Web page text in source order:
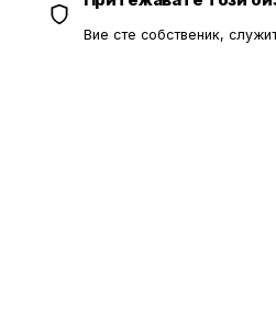
Вие сте собственик,